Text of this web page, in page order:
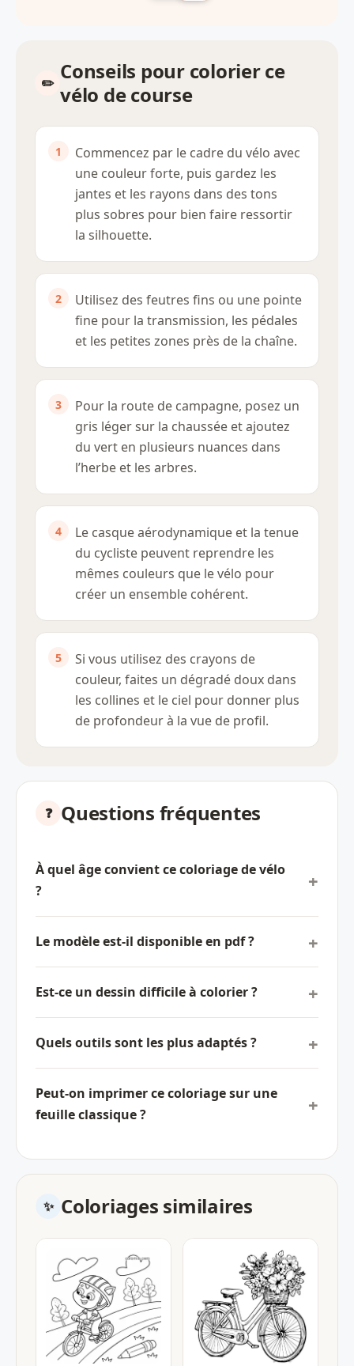
Conseils pour colorier ce
vélo de course
Commencez par le cadre du vélo avec
une couleur forte, puis gardez les
jantes et les rayons dans des tons
plus sobres pour bien faire ressortir
la silhouette.
Utilisez des feutres fins ou une pointe
fine pour la transmission, les pédales
et les petites zones près de la chaîne.
Pour la route de campagne, posez un
gris léger sur la chaussée et ajoutez
du vert en plusieurs nuances dans
l’herbe et les arbres.
Le casque aérodynamique et la tenue
du cycliste peuvent reprendre les
mêmes couleurs que le vélo pour
créer un ensemble cohérent.
Si vous utilisez des crayons de
couleur, faites un dégradé doux dans
les collines et le ciel pour donner plus
de profondeur à la vue de profil.
Questions fréquentes
À quel âge convient ce coloriage de vélo
?
Le modèle est-il disponible en pdf ?
Est-ce un dessin difficile à colorier ?
Quels outils sont les plus adaptés ?
Peut-on imprimer ce coloriage sur une
feuille classique ?
Coloriages similaires